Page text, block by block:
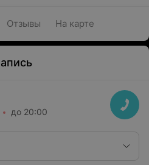
Отзывы На карте
до 20:00